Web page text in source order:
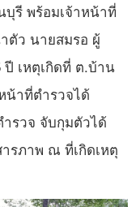
รี พร้อมเจ้าหน้าที่
ตัว นายสมรอ ผู้
เหตุเกิดที่ ต.บ้าน
น้าที่ตำรวจได้
รวจ จับกุมตัวได้
รภาพ ณ ที่เกิดเหตุ